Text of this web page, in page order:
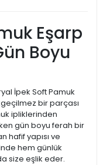
Eşarp
Boyu
İpek Soft Pamuk
bir parçası
ipliklerinden
gün boyu ferah bir
hafif yapısı ve
hem günlük
size eşlik eder.